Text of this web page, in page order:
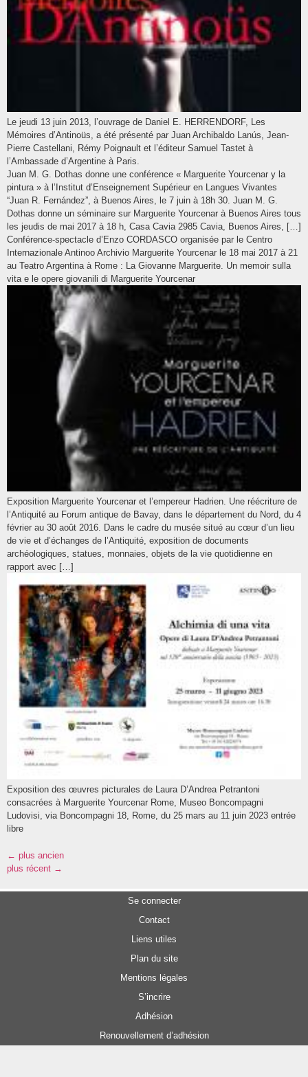
Le jeudi 13 juin 2013, l’ouvrage de Daniel E. HERRENDORF, Les
Mémoires d’Antinoüs, a été présenté par Juan Archibaldo Lanús, Jean-
Pierre Castellani, Rémy Poignault et l’éditeur Samuel Tastet à
l’Ambassade d’Argentine à Paris.
Juan M. G. Dothas donne une conférence « Marguerite Yourcenar y la
pintura » à l’Institut d’Enseignement Supérieur en Langues Vivantes
“Juan R. Fernández”, à Buenos Aires, le 7 juin à 18h 30. Juan M. G.
Dothas donne un séminaire sur Marguerite Yourcenar à Buenos Aires tous
les jeudis de mai 2017 à 18 h, Casa Cavia 2985 Cavia, Buenos Aires, […]
Conférence-spectacle d’Enzo CORDASCO organisée par le Centro
Internazionale Antinoo Archivio Marguerite Yourcenar le 18 mai 2017 à 21
au Teatro Argentina à Rome : La Giovanne Marguerite. Un memoir sulla
vita e le opere giovanili di Marguerite Yourcenar
Exposition Marguerite Yourcenar et l’empereur Hadrien. Une réécriture de
l’Antiquité au Forum antique de Bavay, dans le département du Nord, du 4
février au 30 août 2016. Dans le cadre du musée situé au cœur d’un lieu
de vie et d’échanges de l’Antiquité, exposition de documents
archéologiques, statues, monnaies, objets de la vie quotidienne en
rapport avec […]
Exposition des œuvres picturales de Laura D’Andrea Petrantoni
consacrées à Marguerite Yourcenar Rome, Museo Boncompagni
Ludovisi, via Boncompagni 18, Rome, du 25 mars au 11 juin 2023 entrée
libre
← plus ancien
plus récent →
Se connecter
Contact
Liens utiles
Plan du site
Mentions légales
S’incrire
Adhésion
Renouvellement d’adhésion